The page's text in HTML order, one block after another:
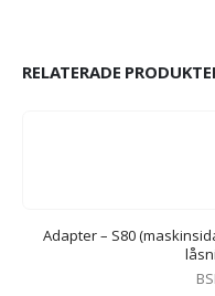
RELATERADE
Adapter – S80